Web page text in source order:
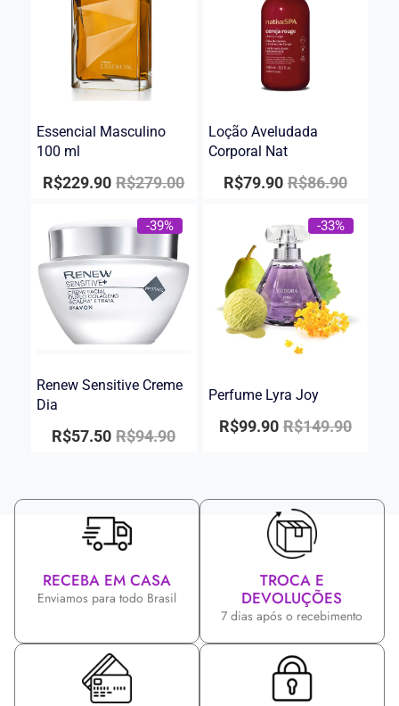
Essencial Masculino
100 ml
R$279.00
R$229.90
Loção Aveludada
Corporal Nat
R$86.90
R$79.90
-39%
Renew Sensitive Creme
Dia
R$94.90
R$57.50
-33%
Perfume Lyra Joy
R$149.90
R$99.90
RECEBA EM CASA
Enviamos para todo Brasil
TROCA E
DEVOLUÇÕES
7 dias após o recebimento